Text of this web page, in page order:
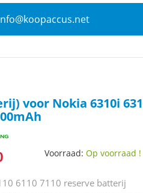
voor Nokia 6310i
Voorraad:Op voorraad !
6110 7110 reserve batterij